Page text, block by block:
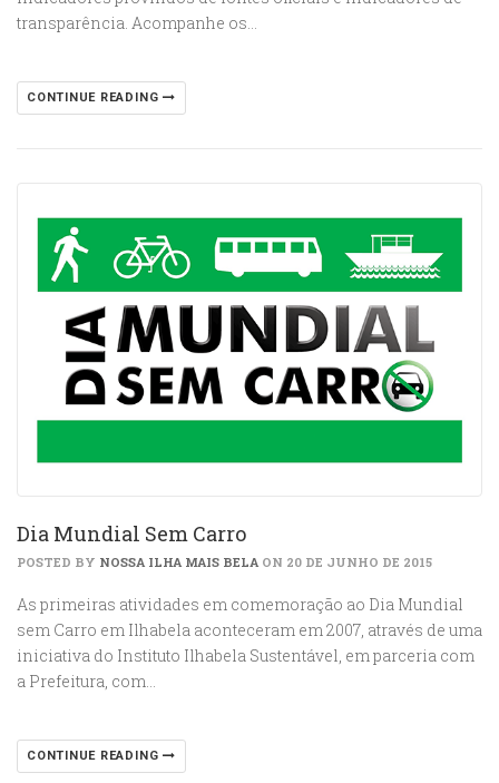
transparência. Acompanhe os…
CONTINUE READING
Dia Mundial Sem Carro
POSTED BY NOSSA ILHA MAIS BELA ON 20 DE JUNHO DE 2015
As primeiras atividades em comemoração ao Dia Mundial
sem Carro em Ilhabela aconteceram em 2007, através de uma
iniciativa do Instituto Ilhabela Sustentável, em parceria com
a Prefeitura, com…
CONTINUE READING